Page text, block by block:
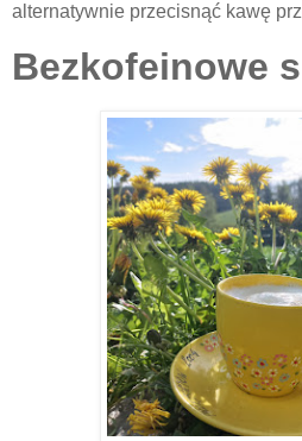
alternatywnie przecisnąć kawę
Bezkofeinowe